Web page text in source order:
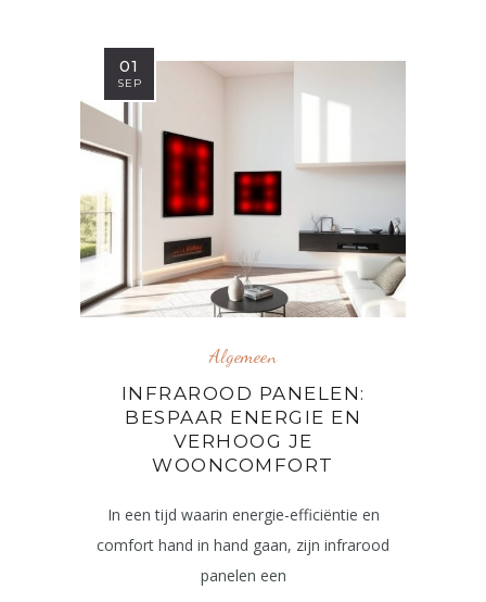
01
SEP
Algemeen
INFRAROOD PANELEN:
BESPAAR ENERGIE EN
VERHOOG JE
WOONCOMFORT
In een tijd waarin energie-efficiëntie en
comfort hand in hand gaan, zijn infrarood
panelen een